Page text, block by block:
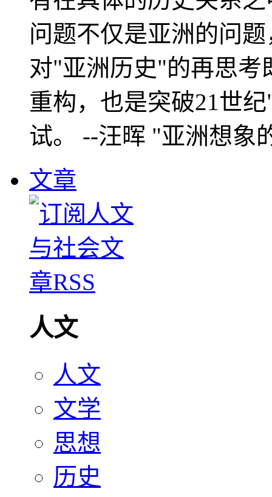
问题不仅是亚洲的问
对"亚洲历史"的再思考
重构，也是突破21世
试。 --汪晖 "亚洲想象
文章
人文
人文
文学
思想
历史